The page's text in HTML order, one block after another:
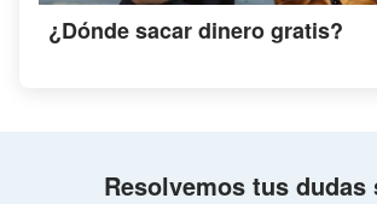
¿Dónde sacar dinero gratis?
Resolvemos tus dudas